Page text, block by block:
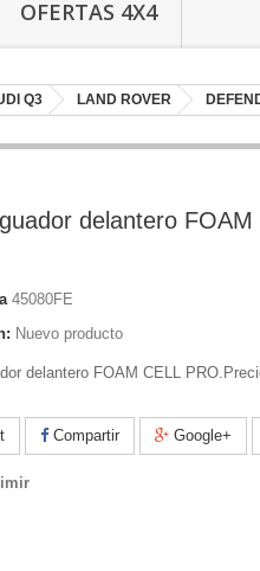
OFERTAS 4X4
Q3 LAND ROVER
delantero FOAM
45080FE
Nuevo producto
delantero FOAM CELL
Compartir Google+